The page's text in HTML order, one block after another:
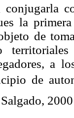
conjugarla
la
de
a
de